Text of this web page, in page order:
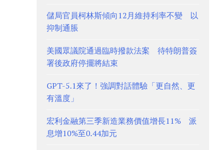
儲局官員柯林斯傾向12月維持利率不變 以
抑制通脹
美國眾議院通過臨時撥款法案 待特朗普簽
署後政府停擺將結束
GPT-5.1來了！強調對話體驗「更自然、更
有溫度」
宏利金融第三季新造業務價值增長11% 派
息增10%至0.44加元